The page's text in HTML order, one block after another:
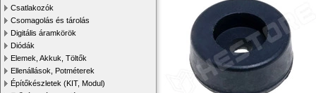
Csatlakozók
Csomagolás és tárolás
Digitális áramkörök
Diódák
Elemek, Akkuk, Töltők
Ellenállások, Potméterek
Építőkészletek (KIT, Modul)